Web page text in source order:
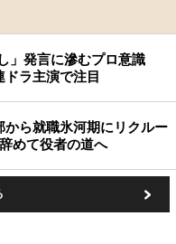
」発言に滲むプロ意識
ドラ主演で注目
ら就職氷河期にリクルー
めて役者の道へ